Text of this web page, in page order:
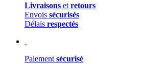
Livraisons et retours
Envois sécurisés
Délais respectés
Paiement sécurisé